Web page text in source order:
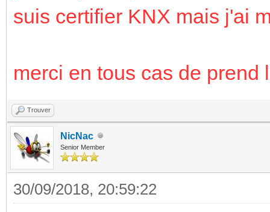
suis certifier KNX mais j'ai
merci en tous cas de prend
Trouver
NicNac
Senior Member
30/09/2018, 20:59:22